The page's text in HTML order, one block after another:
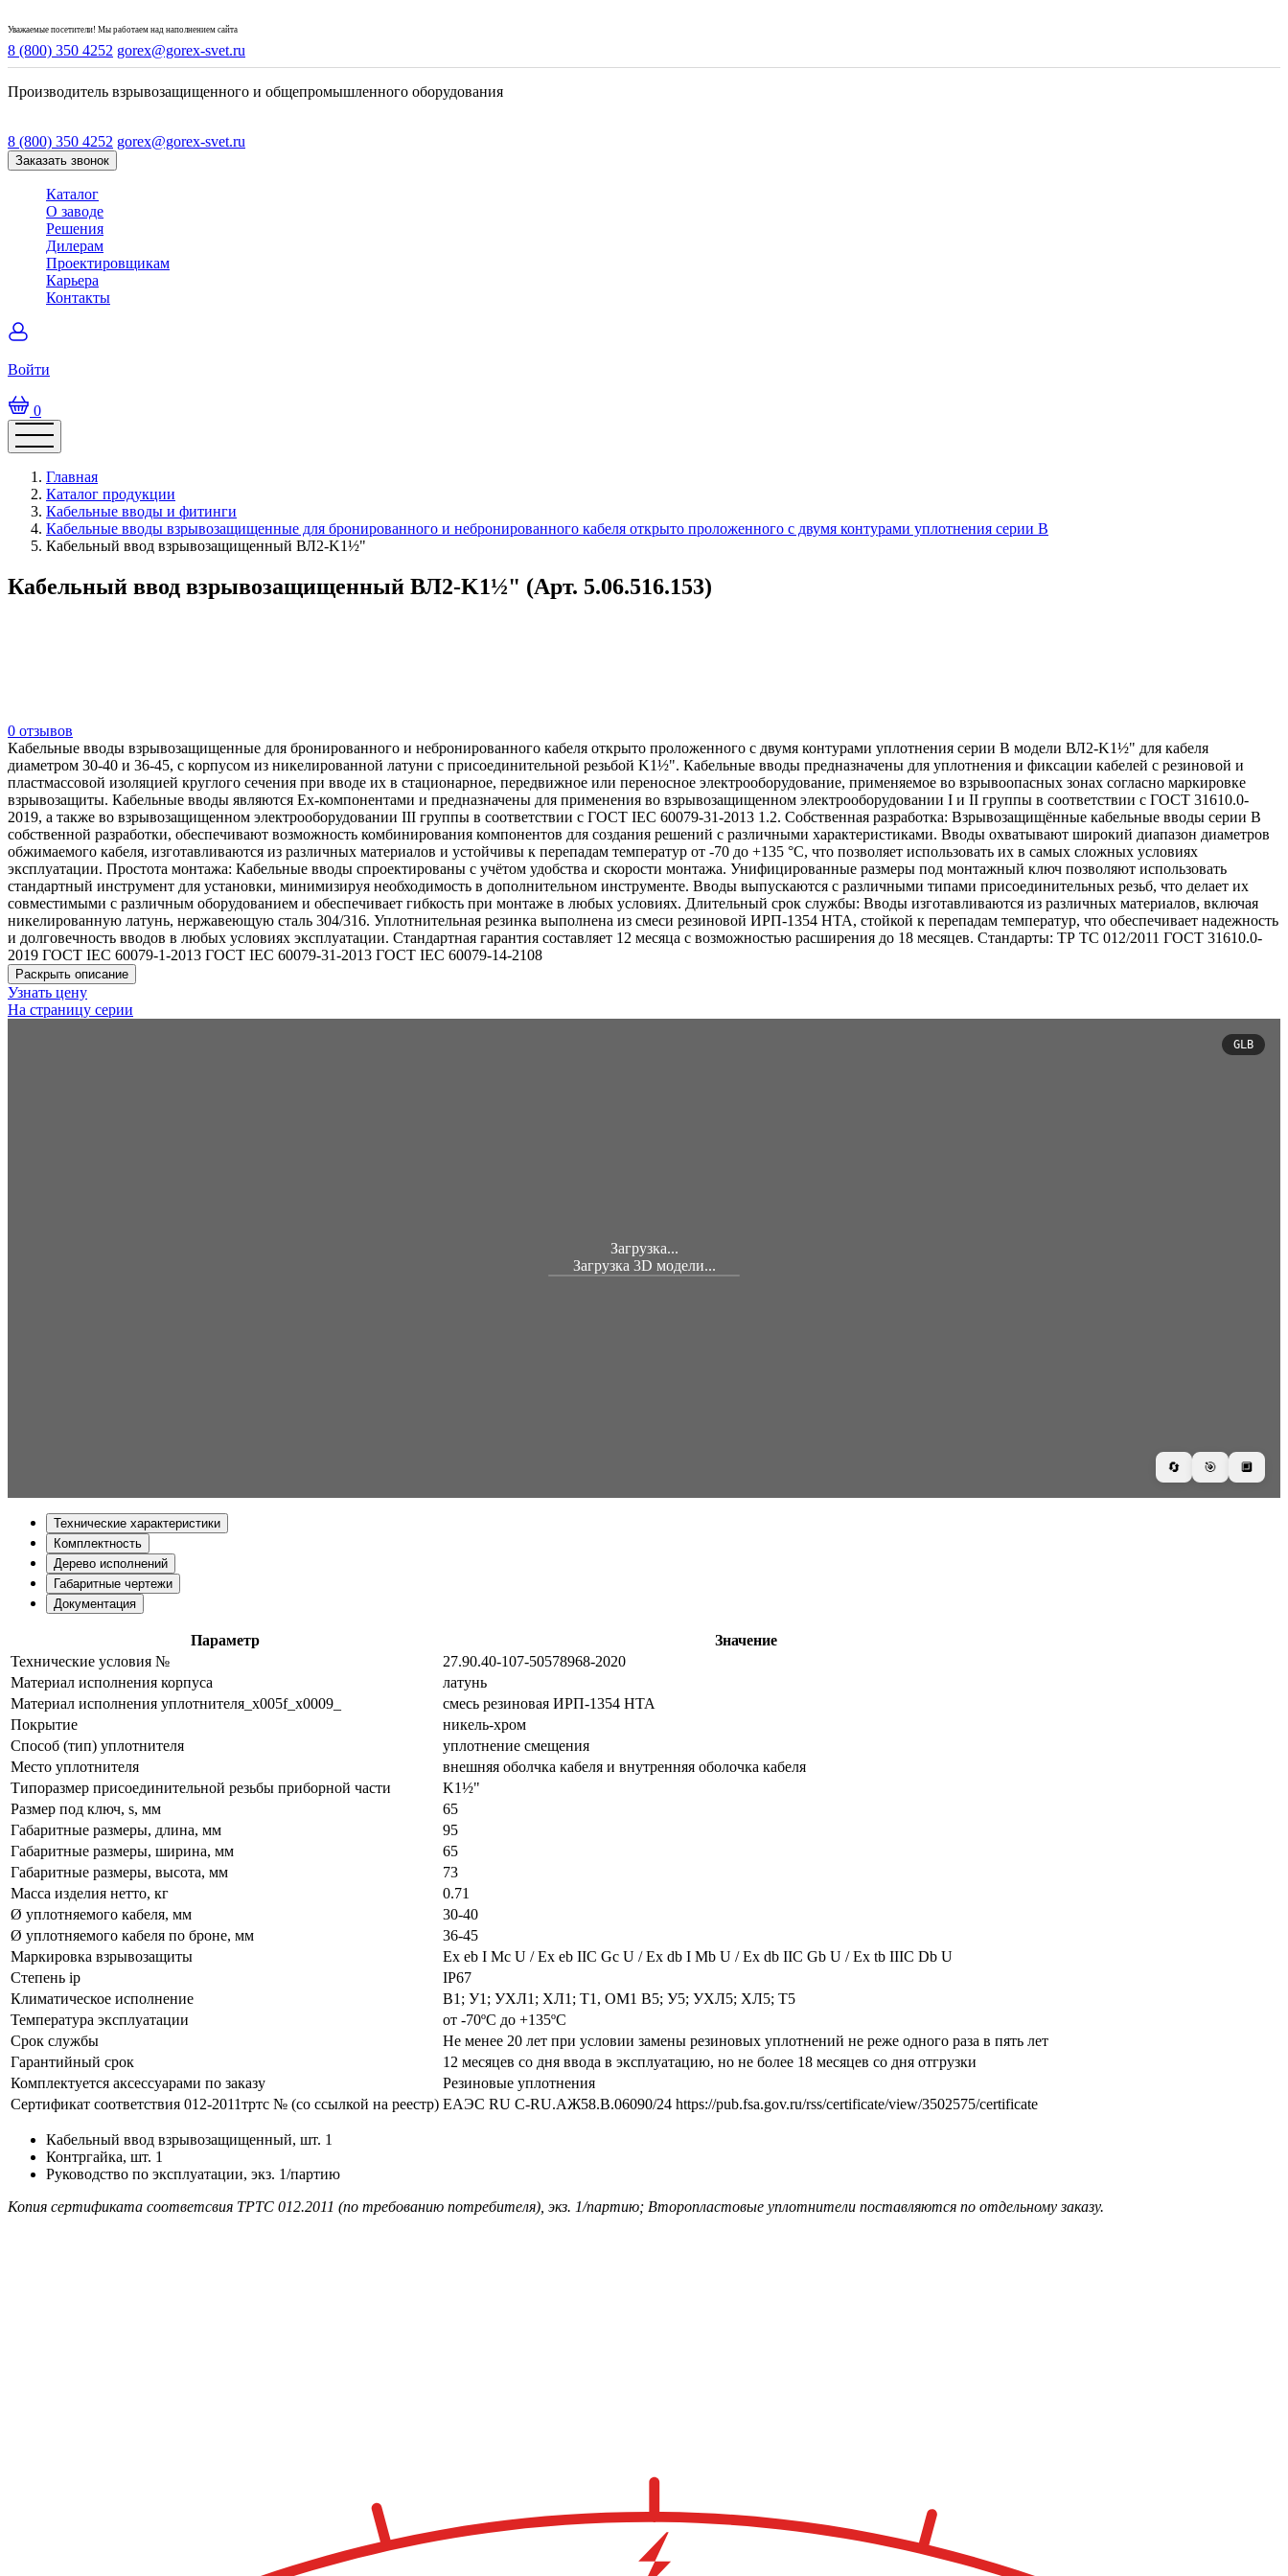
Уважаемые посетители! Мы работаем над наполнением сайта
8 (800) 350 4252 gorex@gorex-svet.ru
Производитель взрывозащищенного и общепромышленного оборудования
8 (800) 350 4252 gorex@gorex-svet.ru
Заказать звонок
Каталог
О заводе
Решения
Дилерам
Проектировщикам
Карьера
Контакты
Войти
0
Главная
Каталог продукции
Кабельные вводы и фитинги
Кабельные вводы взрывозащищенные для бронированного и небронированного кабеля открыто проложенного с двумя контурами уплотнения серии В
Кабельный ввод взрывозащищенный ВЛ2-K1½"
Кабельный ввод взрывозащищенный ВЛ2-K1½" (Арт. 5.06.516.153)
0 отзывов
Кабельные вводы взрывозащищенные для бронированного и небронированного кабеля открыто проложенного с двумя контурами уплотнения серии В модели ВЛ2-K1½" для кабеля
диаметром 30-40 и 36-45, с корпусом из никелированной латуни с присоединительной резьбой K1½". Кабельные вводы предназначены для уплотнения и фиксации кабелей с резиновой и
пластмассовой изоляцией круглого сечения при вводе их в стационарное, передвижное или переносное электрооборудование, применяемое во взрывоопасных зонах согласно маркировке
взрывозащиты. Кабельные вводы являются Ех-компонентами и предназначены для применения во взрывозащищенном электрооборудовании I и II группы в соответствии с ГОСТ 31610.0-
2019, а также во взрывозащищенном электрооборудовании III группы в соответствии с ГОСТ IEC 60079-31-2013 1.2. Собственная разработка: Взрывозащищённые кабельные вводы серии В
собственной разработки, обеспечивают возможность комбинирования компонентов для создания решений с различными характеристиками. Вводы охватывают широкий диапазон диаметров
обжимаемого кабеля, изготавливаются из различных материалов и устойчивы к перепадам температур от -70 до +135 °C, что позволяет использовать их в самых сложных условиях
эксплуатации. Простота монтажа: Кабельные вводы спроектированы с учётом удобства и скорости монтажа. Унифицированные размеры под монтажный ключ позволяют использовать
стандартный инструмент для установки, минимизируя необходимость в дополнительном инструменте. Вводы выпускаются с различными типами присоединительных резьб, что делает их
совместимыми с различным оборудованием и обеспечивает гибкость при монтаже в любых условиях. Длительный срок службы: Вводы изготавливаются из различных материалов, включая
никелированную латунь, нержавеющую сталь 304/316. Уплотнительная резинка выполнена из смеси резиновой ИРП-1354 НТА, стойкой к перепадам температур, что обеспечивает надежность
и долговечность вводов в любых условиях эксплуатации. Стандартная гарантия составляет 12 месяца с возможностью расширения до 18 месяцев. Стандарты: ТР ТС 012/2011 ГОСТ 31610.0-
2019 ГОСТ IEC 60079-1-2013 ГОСТ IEC 60079-31-2013 ГОСТ IEC 60079-14-2108
Раскрыть описание
Узнать цену
На страницу серии
Загрузка...
Загрузка 3D модели...
🔄 🎯 🔲
GLB
Технические характеристики
Комплектность
Дерево исполнений
Габаритные чертежи
Документация
Параметр
Значение
Технические условия №
27.90.40-107-50578968-2020
Материал исполнения корпуса
латунь
Материал исполнения уплотнителя_x005f_x0009_
смесь резиновая ИРП-1354 НТА
Покрытие
никель-хром
Способ (тип) уплотнителя
уплотнение смещения
Место уплотнителя
внешняя оболчка кабеля и внутренняя оболочка кабеля
Типоразмер присоединительной резьбы приборной части
K1½"
Размер под ключ, s, мм
65
Габаритные размеры, длина, мм
95
Габаритные размеры, ширина, мм
65
Габаритные размеры, высота, мм
73
Масса изделия нетто, кг
0.71
Ø уплотняемого кабеля, мм
30-40
Ø уплотняемого кабеля по броне, мм
36-45
Маркировка взрывозащиты
Ех eb I Mc U / Ех eb IIC Gc U / Ex db I Mb U / Ex db IIC Gb U / Ex tb IIIC Db U
Степень ip
IP67
Климатическое исполнение
В1; У1; УХЛ1; ХЛ1; Т1, ОМ1 В5; У5; УХЛ5; ХЛ5; Т5
Температура эксплуатации
от -70ºС до +135ºС
Срок службы
Не менее 20 лет при условии замены резиновых уплотнений не реже одного раза в пять лет
Гарантийный срок
12 месяцев со дня ввода в эксплуатацию, но не более 18 месяцев со дня отгрузки
Комплектуется аксессуарами по заказу
Резиновые уплотнения
Сертификат соответствия 012-2011тртс № (со ссылкой на реестр) ЕАЭС RU С-RU.АЖ58.В.06090/24 https://pub.fsa.gov.ru/rss/certificate/view/3502575/certificate
Кабельный ввод взрывозащищенный, шт. 1
Контргайка, шт. 1
Руководство по эксплуатации, экз. 1/партию
Копия сертификата соответсвия ТРТС 012.2011 (по требованию потребителя), экз. 1/партию; Второпластовые уплотнители поставляются по отдельному заказу.